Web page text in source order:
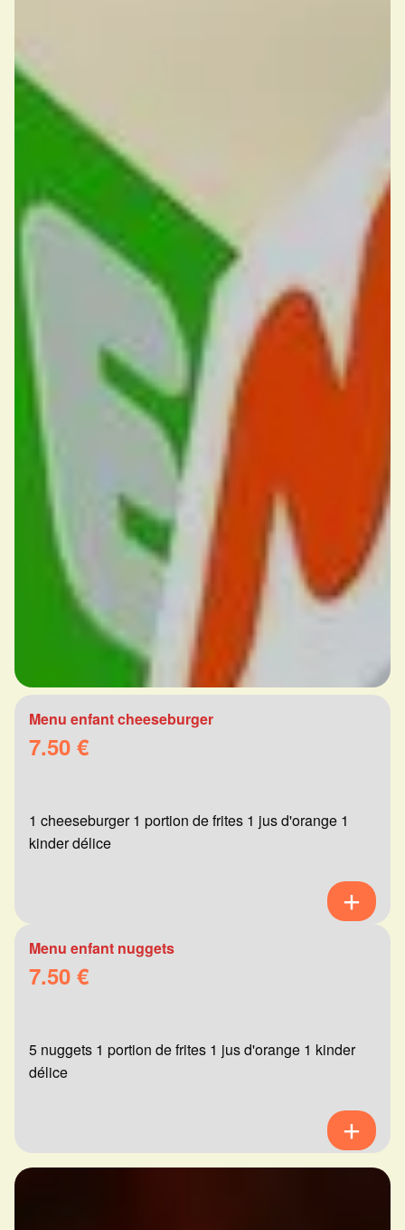
Menu enfant cheeseburger
7.50 €
1 cheeseburger 1 portion de frites 1 jus d'orange 1
kinder délice
Menu enfant nuggets
7.50 €
5 nuggets 1 portion de frites 1 jus d'orange 1 kinder
délice